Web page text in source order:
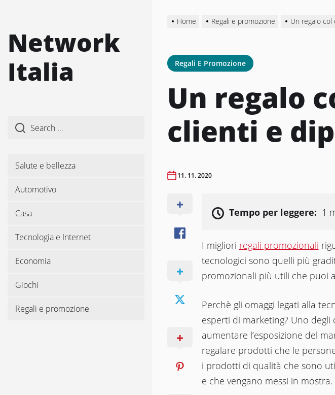
Network
Italia
Salute e bellezza
Automotivo
Casa
Tecnologia e Internet
Economia
Giochi
Regali e promozione
Home Regali e promozione Un regalo
Regali E Promozione
Un regalo
clienti e
11. 11. 2020
Tempo per leggere: 1
I migliori regali promozionali
tecnologici sono quelli più
promozionali più utili che puoi
Perchè gli omaggi legati alla
esperti di marketing? Uno
aumentare l’esposizione del
regalare prodotti che le
i prodotti di qualità che sono
e che vengano messi in mostra.